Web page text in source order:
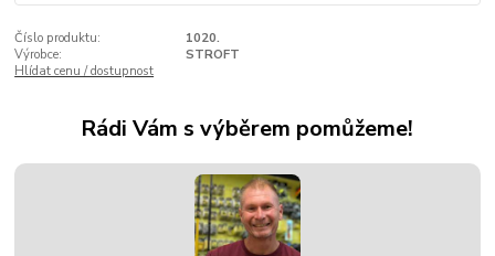
Číslo produktu:
1020.
Výrobce:
STROFT
Hlídat cenu / dostupnost
Rádi Vám s výběrem pomůžeme!